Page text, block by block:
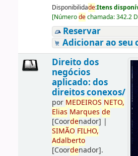
Disponibilidade:Itens
[Númerodechamada:342.2
Reservar
Adicionar ao seu
Direito dos
negócios
aplicado: dos
direitos conexos/
por MEDEIROS NETO,
Elias Marques de
[Coordenador] |
SIMÃO FILHO,
Adalberto
[Coordenador].